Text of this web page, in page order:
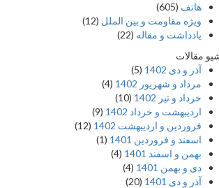
هاتف (605)
ویژه مقاومت و بین الملل (12)
یادداشت‌ و مقاله (22)
مقالات
آذر و دی 1402
(5)
مرداد و شهریور 1402
(4)
خرداد و تیر 1402
(10)
اردیبهشت و خرداد 1402
(9)
فروردین و اردیبهشت 1402
(12)
اسفند و فروردین 1401
(1)
بهمن و اسفند 1401
(4)
دی و بهمن 1401
(4)
آذر و دی 1401
(20)